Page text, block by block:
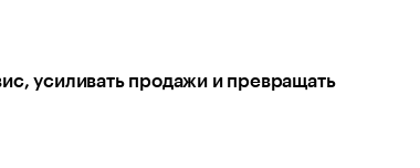
усиливать продажи и превращать